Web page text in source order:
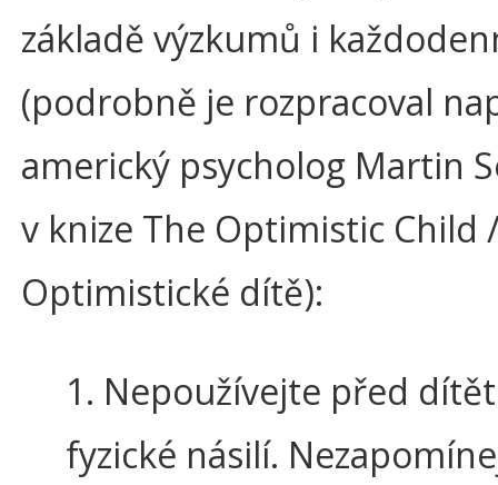
základě výzkumů i
(podrobně je rozpracoval
americký psycholog Martin
v knize The Optimistic Child
Optimistické dítě):
1. Nepoužívejte před
fyzické násilí.